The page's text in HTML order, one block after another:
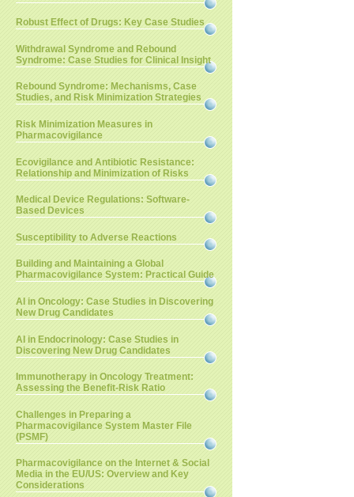
Robust Effect of Drugs: Key Case Studies
Withdrawal Syndrome and Rebound
Syndrome: Case Studies for Clinical Insight
Rebound Syndrome: Mechanisms, Case
Studies, and Risk Minimization Strategies
Risk Minimization Measures in
Pharmacovigilance
Ecovigilance and Antibiotic Resistance:
Relationship and Minimization of Risks
Medical Device Regulations: Software-
Based Devices
Susceptibility to Adverse Reactions
Building and Maintaining a Global
Pharmacovigilance System: Practical Guide
AI in Oncology: Case Studies in Discovering
New Drug Candidates
AI in Endocrinology: Case Studies in
Discovering New Drug Candidates
Immunotherapy in Oncology Treatment:
Assessing the Benefit-Risk Ratio
Challenges in Preparing a
Pharmacovigilance System Master File
(PSMF)
Pharmacovigilance on the Internet & Social
Media in the EU/US: Overview and Key
Considerations